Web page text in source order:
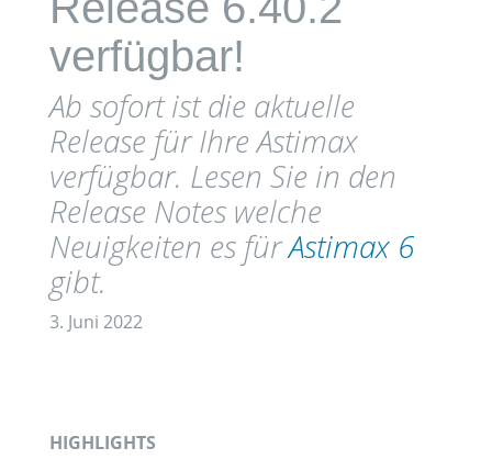
verfügbar!
Ab sofort ist die aktuelle
Release für Ihre Astimax
verfügbar. Lesen Sie in den
Release Notes welche
Neuigkeiten es fürAstimax 6
gibt.
3. Juni 2022
HIGHLIGHTS